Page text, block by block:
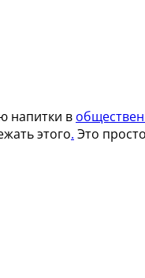
напитки в
этого. Это